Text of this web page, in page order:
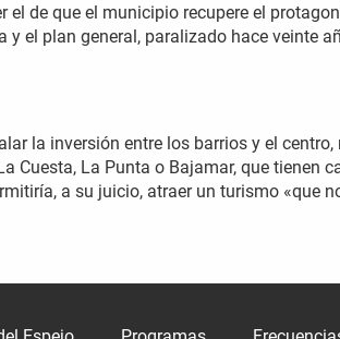
el de que el municipio recupere el
el plan general, paralizado hace veinte
la inversión entre los barrios y el centro,
Cuesta, La Punta o Bajamar, que tienen
a su juicio, atraer un turismo «que